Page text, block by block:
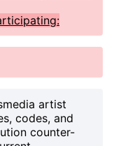
artist
codes, and
counter-